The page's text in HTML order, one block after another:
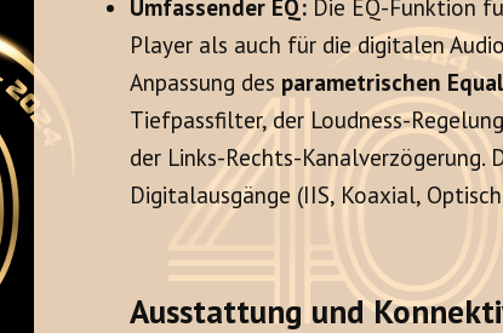
Umfassender EQ: Die EQ-Funktion
Player als auch für die digitalen
Anpassung des parametrischen
Tiefpassfilter, der Loudness-
der Links-Rechts-Kanalverzögerung.
Digitalausgänge (IIS, Koaxial,
Ausstattung und